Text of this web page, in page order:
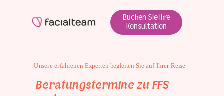
Buchen Sie Ihre
Konsultation
Unsere erfahrenen Experten begleiten Sie auf Ihrer Reise
Beratungstermine zu FFS